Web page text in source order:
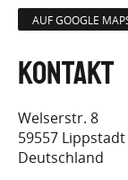
AUF GOOGLE
Welserstr. 8
59557 Lippstadt
Deutschland